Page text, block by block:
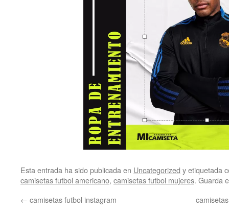
Esta entrada ha sido publicada en Uncategorized y etiquetada
camisetas futbol americano, camisetas futbol mujeres. Guarda
← camisetas futbol instagram